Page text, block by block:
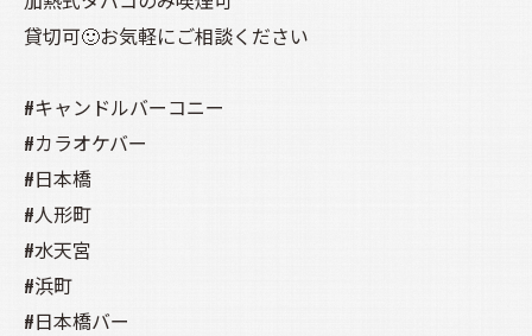
貸切可🙂お気軽にご相談ください
#キャンドルバーコニー
#カラオケバー
#日本橋
#人形町
#水天宮
#浜町
#日本橋バー